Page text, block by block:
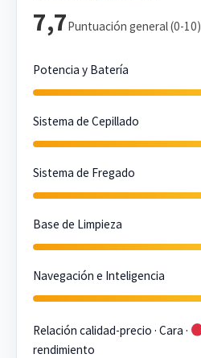
7,7Puntuación general (0-10)
Potencia y Batería
Sistema de Cepillado
Sistema de Fregado
Base de Limpieza
Navegación e Inteligencia
Relación calidad-precio · Cara ·
rendimiento